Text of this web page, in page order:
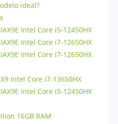
ideal?
Intel Core i5-12450HX
Intel Core i7-12650HX
Intel Core i7-12650HX
Intel Core i7-13650HX
Intel Core i5-12450HX
16GB RAM